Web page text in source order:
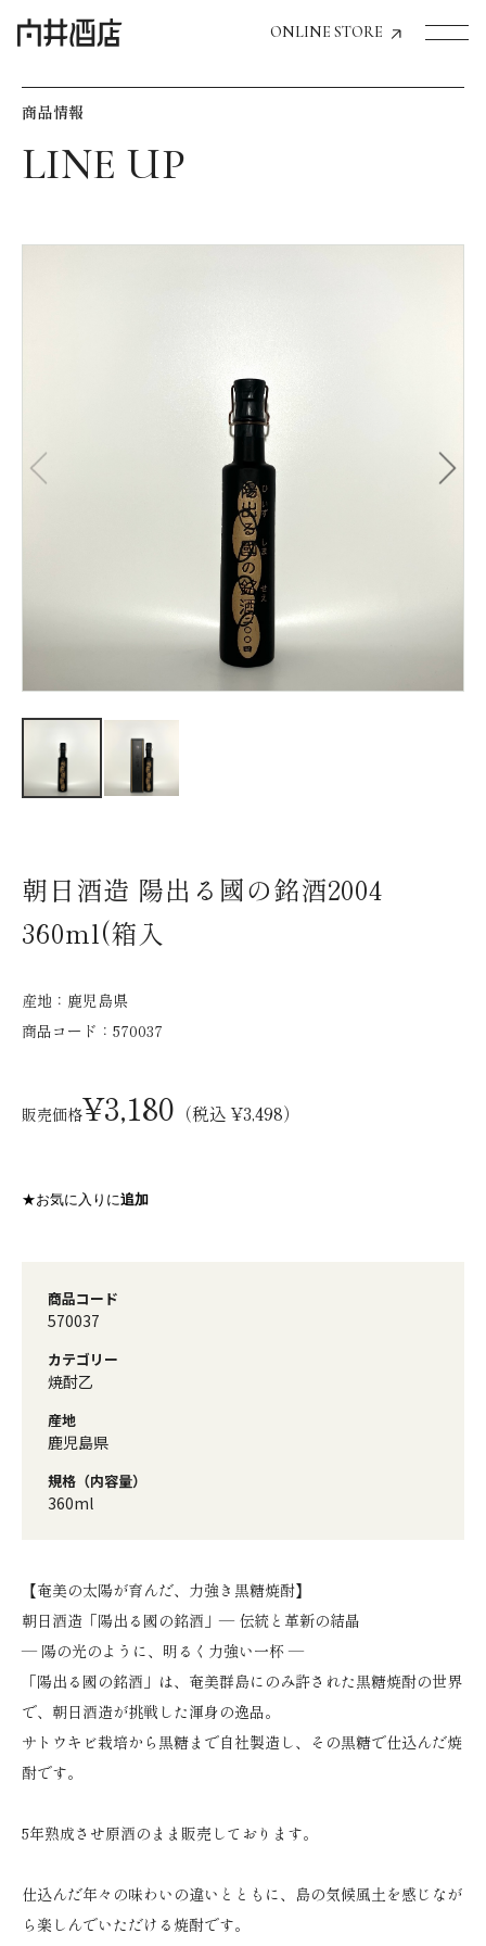
ONLINE STORE
飲食店経営のお客様
お気に入り機能の活用方法
会社情報
お問い合わせ
商品情報
朝日酒造 陽出る國の銘酒2004
360ml(箱入
産地： 鹿児島県
商品コード： 570037
販売価格¥3,180 （税込 ¥3,498）
★お気に入りに追加
商品コード
570037
カテゴリー
焼酎乙
産地
鹿児島県
規格（内容量）
360ml
【奄美の太陽が育んだ、力強き黒糖焼酎】
朝日酒造「陽出る國の銘酒」— 伝統と革新の結晶
― 陽の光のように、明るく力強い一杯 ―
「陽出る國の銘酒」は、奄美群島にのみ許された黒糖焼酎の世界
で、朝日酒造が挑戦した渾身の逸品。
サトウキビ栽培から黒糖まで自社製造し、その黒糖で仕込んだ焼
酎です。
5年熟成させ原酒のまま販売しております。
仕込んだ年々の味わいの違いとともに、島の気候風土を感じなが
ら楽しんでいただける焼酎です。